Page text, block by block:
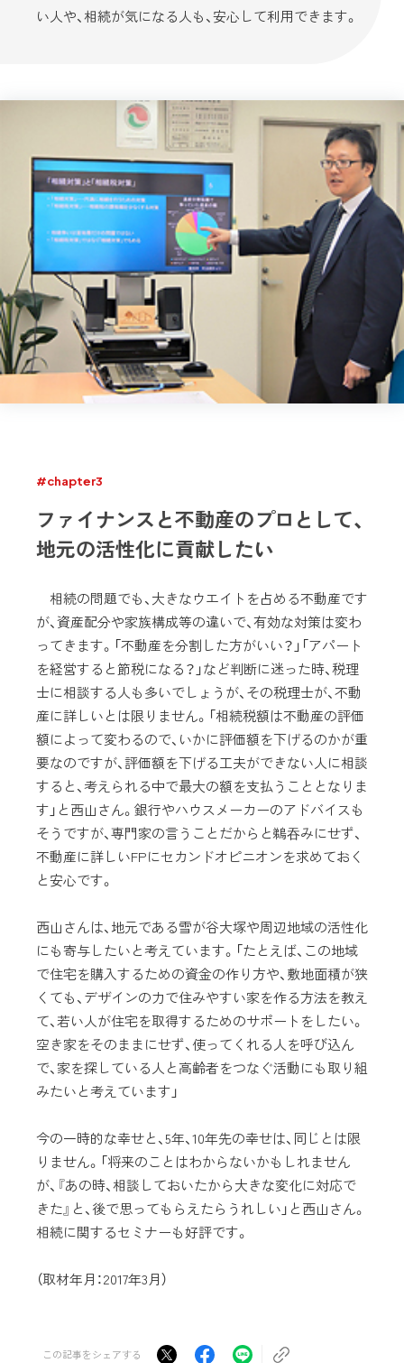
い人や、相続が気になる人も、安心して利用できます。
#chapter3
ファイナンスと不動産のプロとして、
地元の活性化に貢献したい
相続の問題でも、大きなウエイトを占める不動産です
が、資産配分や家族構成等の違いで、有効な対策は変わ
ってきます。「不動産を分割した方がいい？」「アパート
を経営すると節税になる？」など判断に迷った時、税理
士に相談する人も多いでしょうが、その税理士が、不動
産に詳しいとは限りません。「相続税額は不動産の評価
額によって変わるので、いかに評価額を下げるのかが重
要なのですが、評価額を下げる工夫ができない人に相談
すると、考えられる中で最大の額を支払うこととなりま
す」と西山さん。銀行やハウスメーカーのアドバイスも
そうですが、専門家の言うことだからと鵜吞みにせず、
不動産に詳しいFPにセカンドオピニオンを求めておく
と安心です。
西山さんは、地元である雪が谷大塚や周辺地域の活性化
にも寄与したいと考えています。「たとえば、この地域
で住宅を購入するための資金の作り方や、敷地面積が狭
くても、デザインの力で住みやすい家を作る方法を教え
て、若い人が住宅を取得するためのサポートをしたい。
空き家をそのままにせず、使ってくれる人を呼び込ん
で、家を探している人と高齢者をつなぐ活動にも取り組
みたいと考えています」
今の一時的な幸せと、5年、10年先の幸せは、同じとは限
りません。「将来のことはわからないかもしれません
が、『あの時、相談しておいたから大きな変化に対応で
きた』と、後で思ってもらえたらうれしい」と西山さん。
相続に関するセミナーも好評です。
（取材年月：2017年3月）
この記事をシェアする